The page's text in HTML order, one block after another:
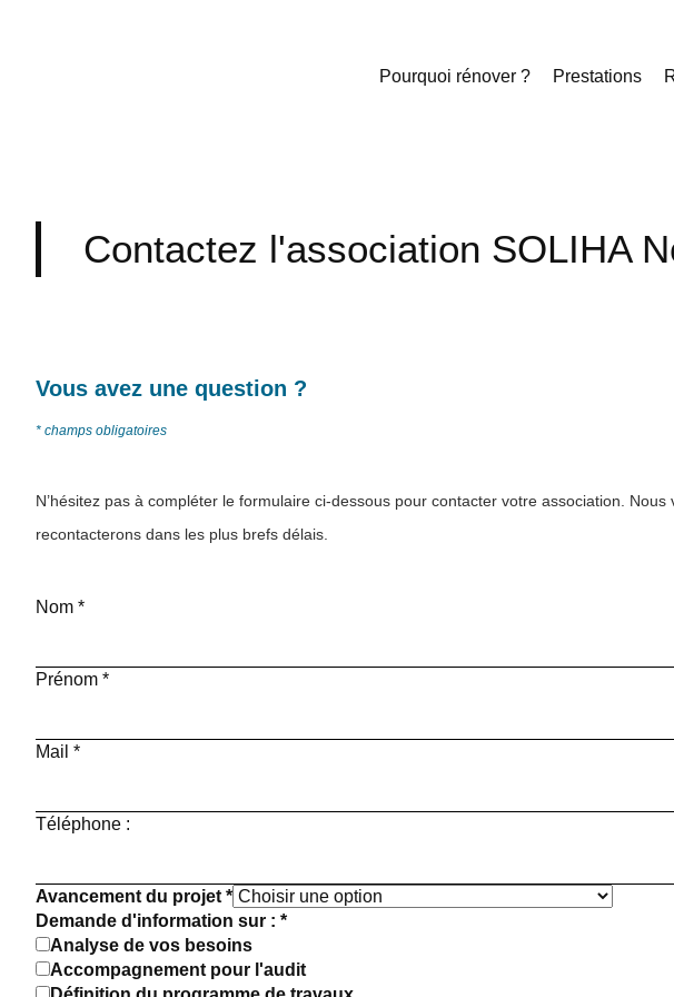
Pourquoi rénover ? Prestations
Contactez l'association SOLIHA
Vous avez une question ?​
* champs obligatoires
N’hésitez pas à compléter le formulaire ci-dessous pour contacter votre association. Nous
recontacterons dans les plus brefs délais.
Nom *
Prénom *
Mail *
Téléphone :
Avancement du projet *
Demande d'information sur : *
Analyse de vos besoins
Accompagnement pour l'audit